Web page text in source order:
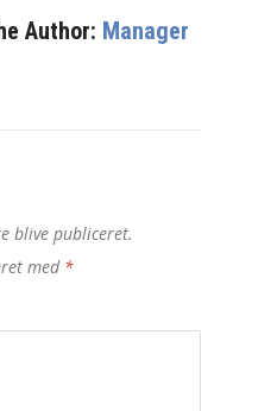
Author: Manager
blive publiceret.
med *